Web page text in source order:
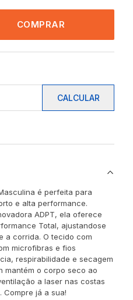
COMPRAR
CALCULAR
é perfeita para
e alta performance.
ADPT, ela oferece
Total, ajustandose
a corrida. O tecido com
microfibras e fios
respirabilidade e secagem
mantém o corpo seco ao
a laser nas costas
já a sua!